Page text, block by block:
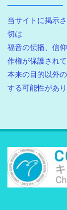
当サイトに掲示
切は
福音の伝播、信
作権が保護されて
本来の目的以外
する可能性があり